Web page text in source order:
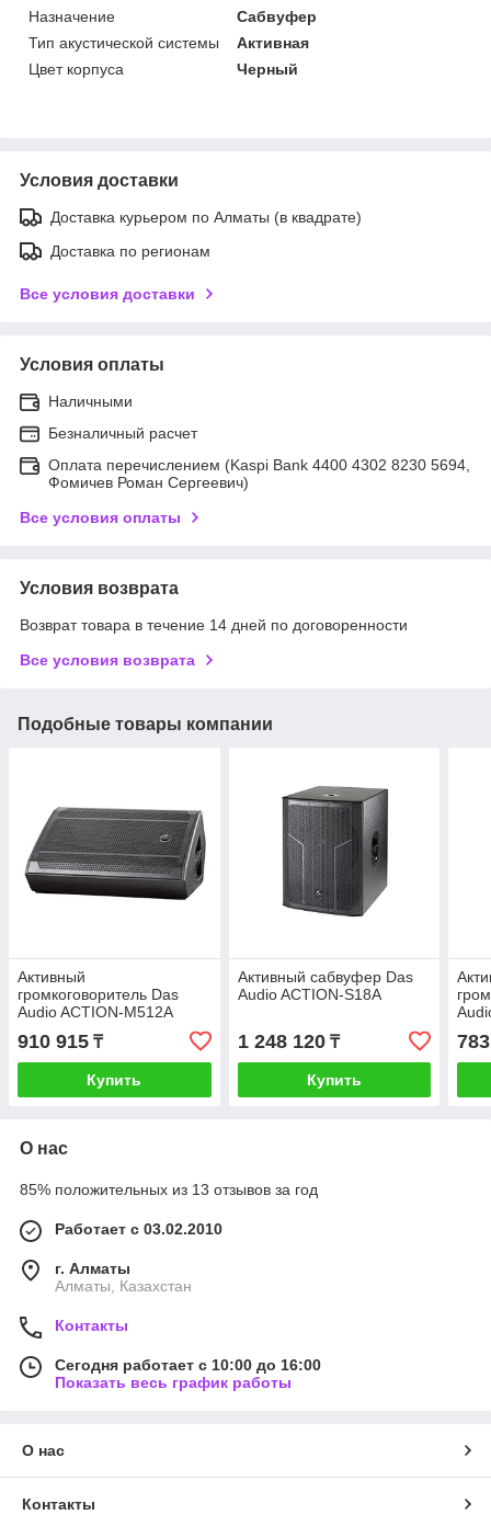
Назначение
Сабвуфер
Тип акустической системы
Активная
Цвет корпуса
Черный
Условия доставки
Доставка курьером по Алматы (в квадрате)
Доставка по регионам
Все условия доставки
Условия оплаты
Наличными
Безналичный расчет
Оплата перечислением (Kaspi Bank 4400 4302 8230 5694,
Фомичев Роман Сергеевич)
Все условия оплаты
Условия возврата
Возврат товара в течение 14 дней по договоренности
Все условия возврата
Подобные товары компании
Активный
громкоговоритель Das
Audio ACTION-M512A
910 915 ₸
Купить
Активный сабвуфер Das
Audio ACTION-S18A
1 248 120₸
Купить
О нас
85% положительных из 13 отзывов за год
Работает с 03.02.2010
г. Алматы
Алматы, Казахстан
Контакты
Сегодня работает с 10:00 до 16:00
Показать весь график работы
О нас
Контакты